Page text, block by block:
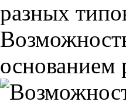
основанием